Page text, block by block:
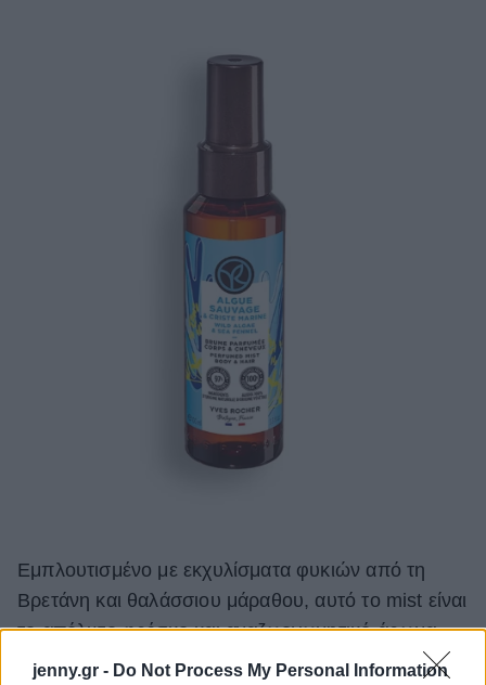
jenny.gr - Do Not Process My Personal Information
Εμπλουτισμένο με εκχυλίσματα φυκιών από τη
Βρετάνη και θαλάσσιου μάραθου, αυτό το mist είναι
το απόλυτο φρέσκο και αναζωογωνητικό άρωμα
του καλοκαιριού.